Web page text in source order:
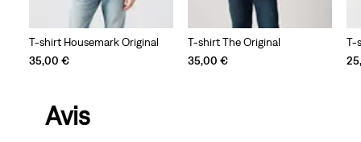
T-shirt Housemark Original
35,00 €
T-shirt The Original
35,00 €
T-
Avis